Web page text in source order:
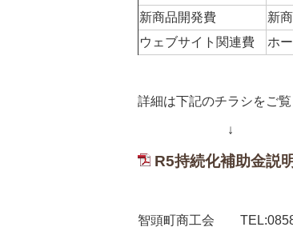
新商品開発費
新
ウェブサイト関連費
ホ
詳細は下記のチラシをご覧
↓
R5持続化補助金説
智頭町商工会